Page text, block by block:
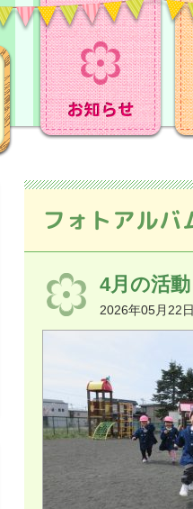
フォトアルバ
4月の活
2026年05月22